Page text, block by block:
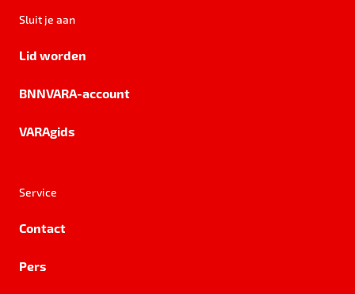
Sluit je aan
Lid worden
BNNVARA-account
VARAgids
Service
Contact
Pers